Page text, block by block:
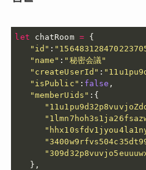
let chatRoom =
{
"id" :
"name" : "秘密会議"
"createUserId" :
"isPublic" : false ,
"memberUids" : {
} ,